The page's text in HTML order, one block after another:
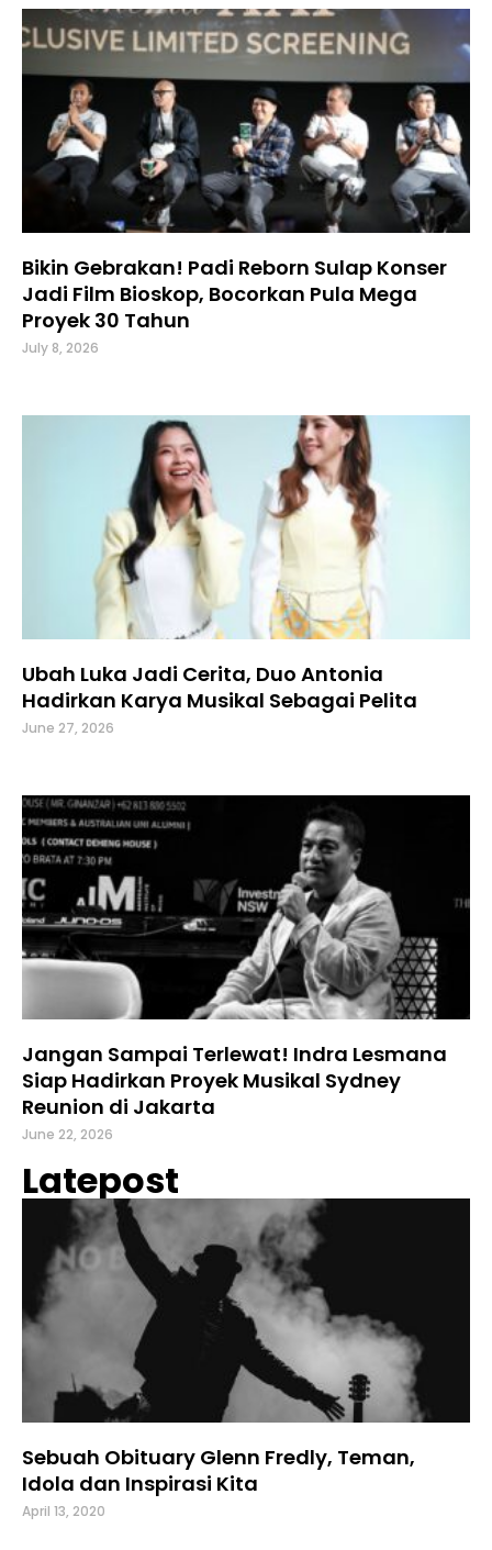
Bikin Gebrakan! Padi Reborn Sulap Konser
Jadi Film Bioskop, Bocorkan Pula Mega
Proyek 30 Tahun
July 8, 2026
Ubah Luka Jadi Cerita, Duo Antonia
Hadirkan Karya Musikal Sebagai Pelita
June 27, 2026
Jangan Sampai Terlewat! Indra Lesmana
Siap Hadirkan Proyek Musikal Sydney
Reunion di Jakarta
June 22, 2026
Latepost
Sebuah Obituary Glenn Fredly, Teman,
Idola dan Inspirasi Kita
April 13, 2020